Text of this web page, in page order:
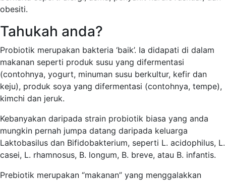
obesiti.
Tahukah anda?
Probiotik merupakan bakteria ‘baik’. Ia didapati di dalam
makanan seperti produk susu yang difermentasi
(contohnya, yogurt, minuman susu berkultur, kefir dan
keju), produk soya yang difermentasi (contohnya, tempe),
kimchi dan jeruk.
Kebanyakan daripada strain probiotik biasa yang anda
mungkin pernah jumpa datang daripada keluarga
Laktobasilus dan Bifidobakterium, seperti L. acidophilus, L.
casei, L. rhamnosus, B. longum, B. breve, atau B. infantis.
Prebiotik merupakan “makanan” yang menggalakkan